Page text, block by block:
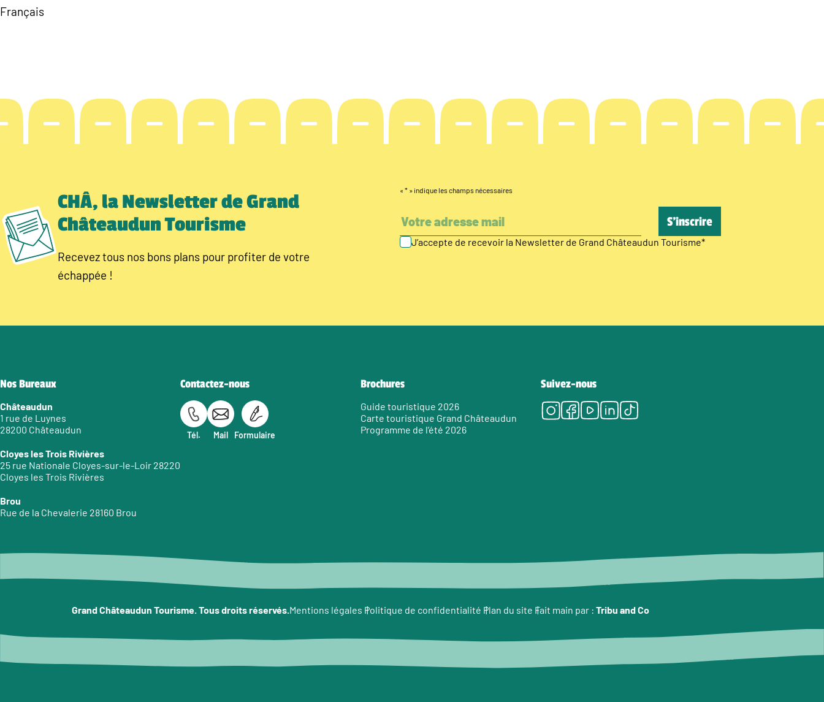
Français
CHÂ, la Newsletter de Grand
Châteaudun Tourisme
Recevez tous nos bons plans pour profiter de votre
échappée !
« * » indique les champs nécessaires
J’accepte de recevoir la Newsletter de Grand Châteaudun Tourisme*
Nos Bureaux
Châteaudun
1 rue de Luynes
28200 Châteaudun
Cloyes les Trois Rivières
25 rue Nationale Cloyes-sur-le-Loir 28220
Cloyes les Trois Rivières
Brou
Rue de la Chevalerie 28160 Brou
Contactez-nous
Tél. Mail Formulaire
Brochures
Guide touristique 2026
Carte touristique Grand Châteaudun
Programme de l’été 2026
Suivez-nous
Instagram
Facebook
Youtube
LinkedIn
Tiktok
Grand Châteaudun Tourisme. Tous droits réservés.Mentions légales Politique de confidentialité Plan du site Fait main par : Tribu and Co